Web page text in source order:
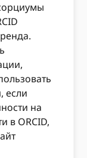
если
на
в ORCID,